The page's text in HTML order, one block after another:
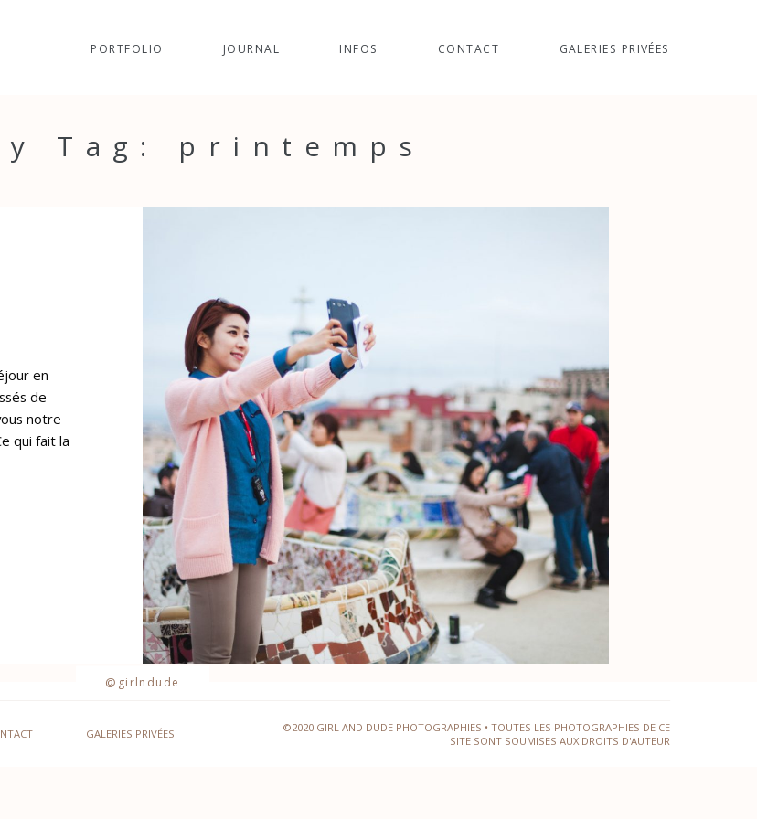
PORTFOLIO JOURNAL INFOS CONTACT GALERIES PRIVÉES
Tag: printemps
en
de
notre
qui fait la
@girlndude
GALERIES PRIVÉES
©2020 GIRL AND DUDE PHOTOGRAPHIES • TOUTES LES PHOTOGRAPHIES DE CE
SITE SONT SOUMISES AUX DROITS D'AUTEUR